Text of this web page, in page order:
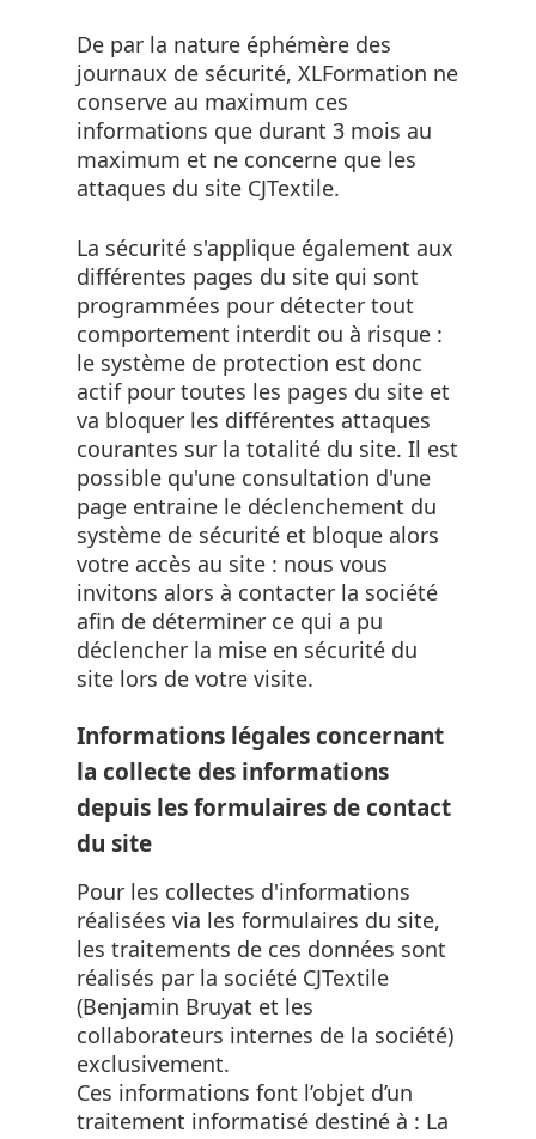
De par la nature éphémère des
journaux de sécurité, XLFormation ne
conserve au maximum ces
informations que durant 3 mois au
maximum et ne concerne que les
attaques du site CJTextile.
La sécurité s'applique également aux
différentes pages du site qui sont
programmées pour détecter tout
comportement interdit ou à risque :
le système de protection est donc
actif pour toutes les pages du site et
va bloquer les différentes attaques
courantes sur la totalité du site. Il est
possible qu'une consultation d'une
page entraine le déclenchement du
système de sécurité et bloque alors
votre accès au site : nous vous
invitons alors à contacter la société
afin de déterminer ce qui a pu
déclencher la mise en sécurité du
site lors de votre visite.
Informations légales concernant
la collecte des informations
depuis les formulaires de contact
du site
Pour les collectes d'informations
réalisées via les formulaires du site,
les traitements de ces données sont
réalisés par la société CJTextile
(Benjamin Bruyat et les
collaborateurs internes de la société)
exclusivement.
Ces informations font l’objet d’un
traitement informatisé destiné à : La